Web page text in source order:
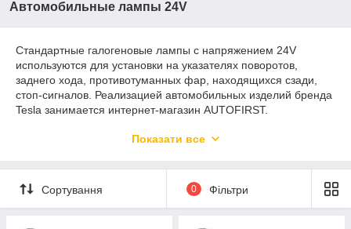
Автомобильные лампы 24V
Стандартные галогеновые лампы с напряжением 24V
используются для установки на указателях поворотов,
заднего хода, противотуманных фар, находящихся сзади,
стоп-сигналов. Реализацией автомобильных изделий бренда
Tesla занимается интернет-магазин AUTOFIRST.
благодаря соблюдению стандартов качества. Лампы
поэтому даже при активной длительной эксплуатации они
будут работать исправно.
Показати все
Сортування 0 Фільтри